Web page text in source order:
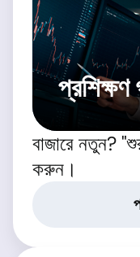
বাজারে নতুন?
করুন।